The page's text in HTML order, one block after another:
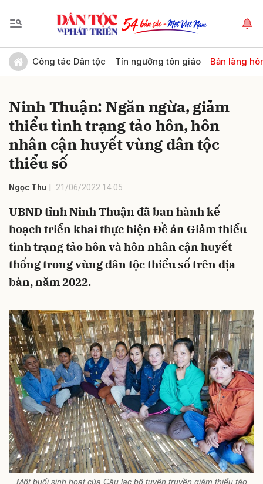
Công tác Dân tộc Tín ngưỡng tôn giáo Bản làng
Ninh Thuận: Ngăn ngừa, giảm
thiểu tình trạng tảo hôn, hôn
nhân cận huyết vùng dân tộc
thiểu số
Ngọc Thu 21/06/2022 14:05
UBND tỉnh Ninh Thuận đã ban hành kế
hoạch triển khai thực hiện Đề án Giảm thiểu
tình trạng tảo hôn và hôn nhân cận huyết
thống trong vùng dân tộc thiểu số trên địa
bàn, năm 2022.
Một buổi sinh họat của Câu lạc bộ tuyên truyền giảm thiểu tảo
Gửi bình luận